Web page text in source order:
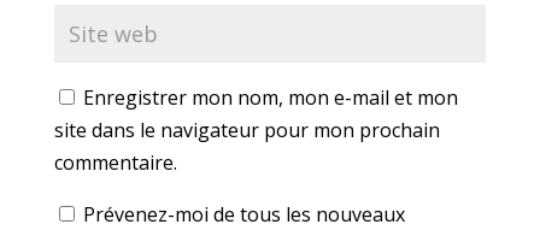
Enregistrer mon nom, mon e-mail et mon
site dans le navigateur pour mon prochain
commentaire.
Prévenez-moi de tous les nouveaux